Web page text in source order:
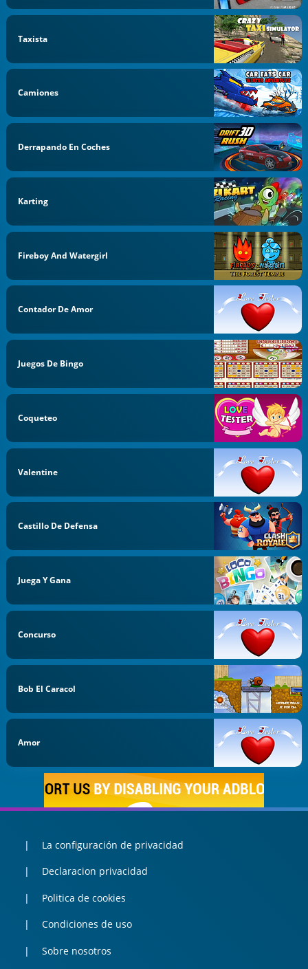
Taxista
Camiones
Derrapando En Coches
Karting
Fireboy And Watergirl
Contador De Amor
Juegos De Bingo
Coqueteo
Valentine
Castillo De Defensa
Juega Y Gana
Concurso
Bob El Caracol
Amor
La configuración de privacidad
Declaracion privacidad
Politica de cookies
Condiciones de uso
Sobre nosotros